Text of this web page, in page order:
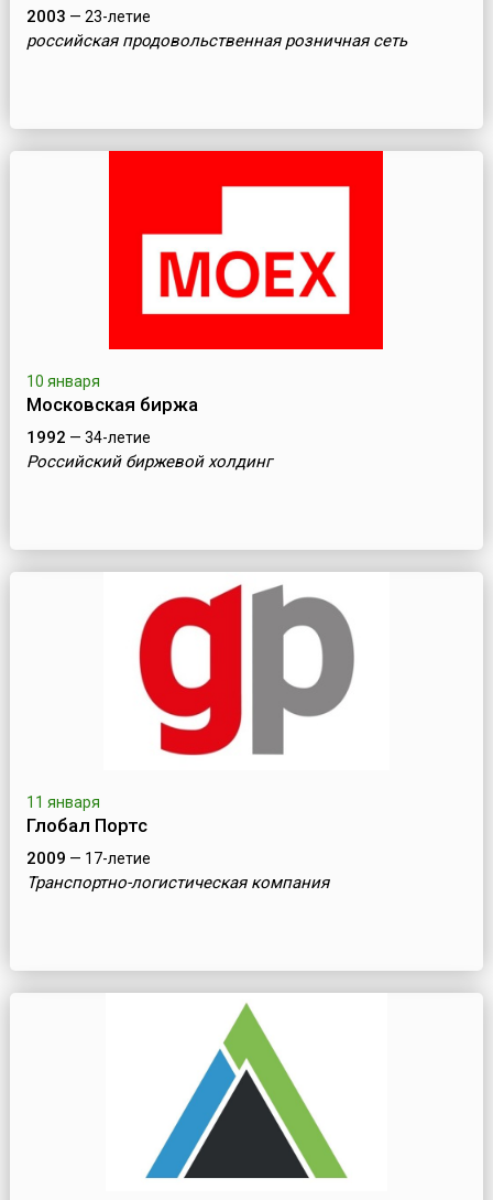
2003 — 23-летие
российская продовольственная розничная сеть
10 января
Московская биржа
1992 — 34-летие
Российский биржевой холдинг
11 января
Глобал Портс
2009 — 17-летие
Транспортно-логистическая компания